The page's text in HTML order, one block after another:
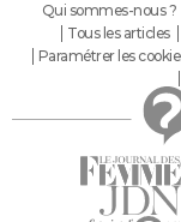
Qui sommes-nous ?
Tous les articles
Paramétrer les